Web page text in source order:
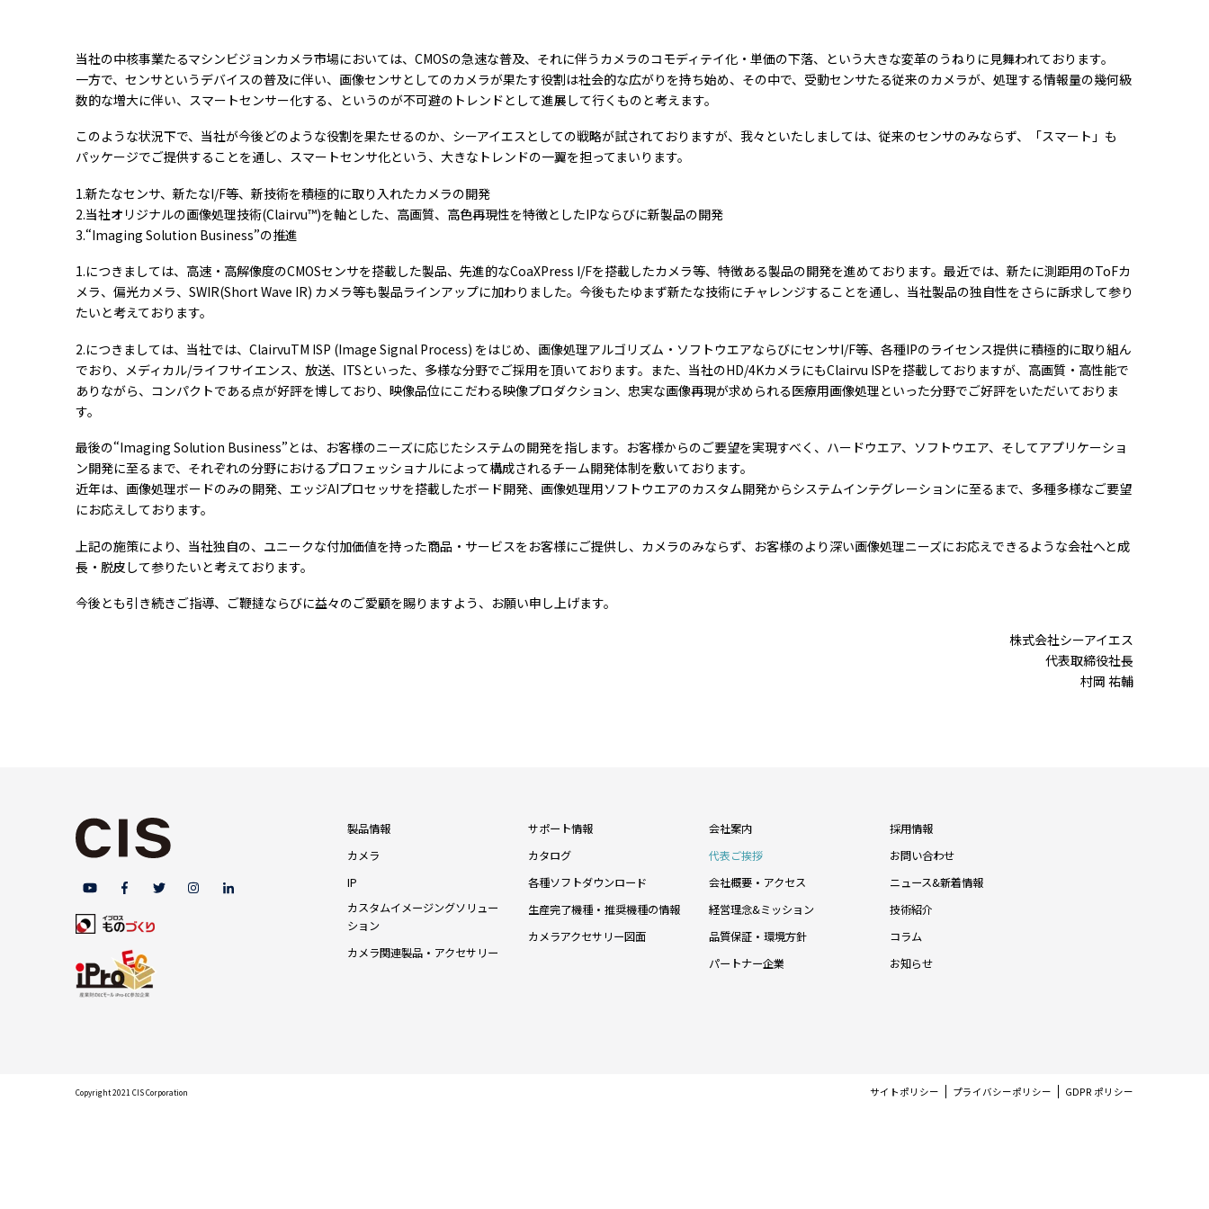
当社の中核事業たるマシンビジョンカメラ市場においては、CMOSの急速な普及、それに伴うカメラのコモディテイ化・単価の下落、という大きな変革のうねりに見舞われております。
一方で、センサというデバイスの普及に伴い、画像センサとしてのカメラが果たす役割は社会的な広がりを持ち始め、その中で、受動センサたる従来のカメラが、処理する情報量の幾何級
数的な増大に伴い、スマートセンサー化する、というのが不可避のトレンドとして進展して行くものと考えます。
このような状況下で、当社が今後どのような役割を果たせるのか、シーアイエスとしての戦略が試されておりますが、我々といたしましては、従来のセンサのみならず、「スマート」も
パッケージでご提供することを通し、スマートセンサ化という、大きなトレンドの一翼を担ってまいります。
1.新たなセンサ、新たなI/F等、新技術を積極的に取り入れたカメラの開発
2.当社オリジナルの画像処理技術(Clairvu™)を軸とした、高画質、高色再現性を特徴としたIPならびに新製品の開発
3.“Imaging Solution Business”の推進
1.につきましては、高速・高解像度のCMOSセンサを搭載した製品、先進的なCoaXPress I/Fを搭載したカメラ等、特徴ある製品の開発を進めております。最近では、新たに測距用のToFカ
メラ、偏光カメラ、SWIR(Short Wave IR) カメラ等も製品ラインアップに加わりました。今後もたゆまず新たな技術にチャレンジすることを通し、当社製品の独自性をさらに訴求して参り
たいと考えております。
2.につきましては、当社では、ClairvuTM ISP (Image Signal Process) をはじめ、画像処理アルゴリズム・ソフトウエアならびにセンサI/F等、各種IPのライセンス提供に積極的に取り組ん
でおり、メディカル/ライフサイエンス、放送、ITSといった、多様な分野でご採用を頂いております。また、当社のHD/4KカメラにもClairvu ISPを搭載しておりますが、高画質・高性能で
ありながら、コンパクトである点が好評を博しており、映像品位にこだわる映像プロダクション、忠実な画像再現が求められる医療用画像処理といった分野でご好評をいただいておりま
す。
最後の“Imaging Solution Business”とは、お客様のニーズに応じたシステムの開発を指します。お客様からのご要望を実現すべく、ハードウエア、ソフトウエア、そしてアプリケーショ
ン開発に至るまで、それぞれの分野におけるプロフェッショナルによって構成されるチーム開発体制を敷いております。
近年は、画像処理ボードのみの開発、エッジAIプロセッサを搭載したボード開発、画像処理用ソフトウエアのカスタム開発からシステムインテグレーションに至るまで、多種多様なご要望
にお応えしております。
上記の施策により、当社独自の、ユニークな付加価値を持った商品・サービスをお客様にご提供し、カメラのみならず、お客様のより深い画像処理ニーズにお応えできるような会社へと成
長・脱皮して参りたいと考えております。
今後とも引き続きご指導、ご鞭撻ならびに益々のご愛顧を賜りますよう、お願い申し上げます。
株式会社シーアイエス
代表取締役社長
村岡 祐輔
製品情報
カメラ
IP
カスタムイメージングソリュー
ション
カメラ関連製品・アクセサリー
サポート情報
カタログ
各種ソフトダウンロード
生産完了機種・推奨機種の情報
カメラアクセサリー図面
会社案内
代表ご挨拶
会社概要・アクセス
経営理念&ミッション
品質保証・環境方針
パートナー企業
採用情報
お問い合わせ
ニュース&新着情報
技術紹介
コラム
お知らせ
Copyright 2021 CIS Corporation サイトポリシー プライバシーポリシー GDPR ポリシー